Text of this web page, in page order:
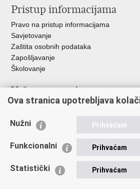
Pristup informacijama
Pravo na pristup informacijama
Savjetovanje
Zaštita osobnih podataka
Zapošljavanje
Školovanje
Važne poveznice
Ministarstvo unutarnjih poslova
Udruge
Policijska akademija
Zaklada policijske solidarnosti
Ova stranica upotrebljava
Nužni Prihvaćam
Funkcionalni Prihvaćam
Statistički Prihvaćam